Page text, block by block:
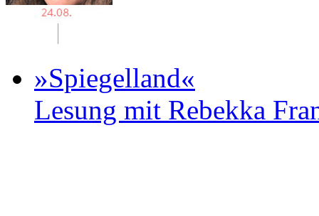
»Spiegelland«
Lesung mit Rebekka